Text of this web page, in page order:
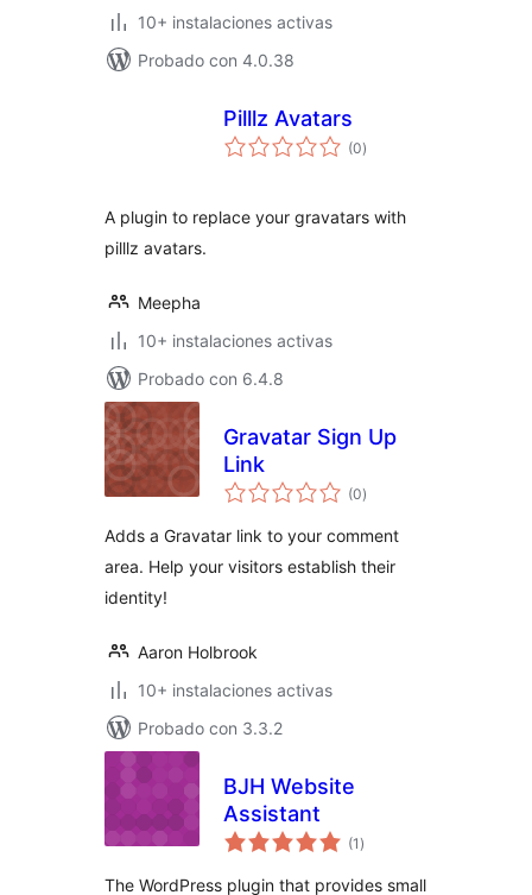
10+ instalaciones activas
Probado con 4.0.38
Pilllz Avatars
(0total
de
)
A plugin to replace your gravatars with
pilllz avatars.
Meepha
10+ instalaciones activas
Probado con 6.4.8
Gravatar Sign Up
Link
(0total
de
)
Adds a Gravatar link to your comment
area. Help your visitors establish their
identity!
Aaron Holbrook
10+ instalaciones activas
Probado con 3.3.2
BJH Website
Assistant
(1 total
de
)
The WordPress plugin that provides small